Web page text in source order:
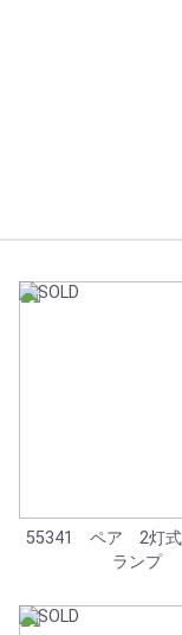
55341 ペア 2灯式
ランプ